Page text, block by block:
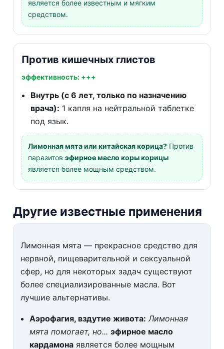
является более известным и мягким
средством.
Против кишечных глистов
эффективность: +++
Внутрь (с 6 лет, только по назначению
врача): 1 капля на нейтральной таблетке
под язык.
Лимонная мята или китайская корица? Против
паразитов эфирное масло коры корицы
является более мощным средством.
Другие известные применения
Лимонная мята — прекрасное средство для
нервной, пищеварительной и сексуальной
сфер, но для некоторых задач существуют
более специализированные масла. Вот
лучшие альтернативы.
Аэрофагия, вздутие живота: Лимонная
мята помогает, но... эфирное масло
кардамона является более мощным